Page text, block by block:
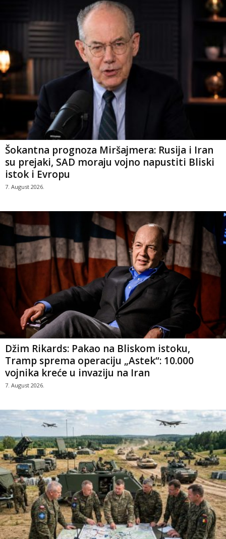
Šokantna prognoza Miršajmera: Rusija i Iran
su prejaki, SAD moraju vojno napustiti Bliski
istok i Evropu
7. August 2026.
Džim Rikards: Pakao na Bliskom istoku,
Tramp sprema operaciju „Astek“: 10.000
vojnika kreće u invaziju na Iran
7. August 2026.